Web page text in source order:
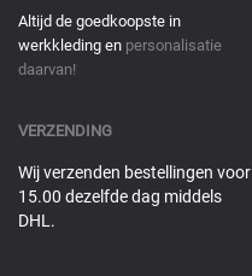
Altijd de goedkoopste in
werkkleding en personalisatie
daarvan!
VERZENDING
Wij verzenden bestellingen voor
15.00 dezelfde dag middels
DHL.